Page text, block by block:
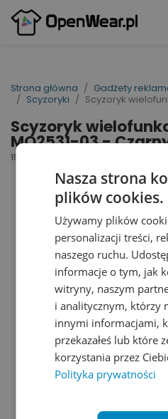
Strona główna Gadżety
Scyzoryki
Scyzoryk
Scyzoryk
MO2531-03 -
153312
Nasza strona
plików cookies.
Używamy plików
personalizacji treści,
naszego ruchu.
informacje o tym, jak
witryny, naszym
i analitycznym, którzy
innymi informacjami,
przekazałeś lub które
korzystania przez
Polityka prywatności